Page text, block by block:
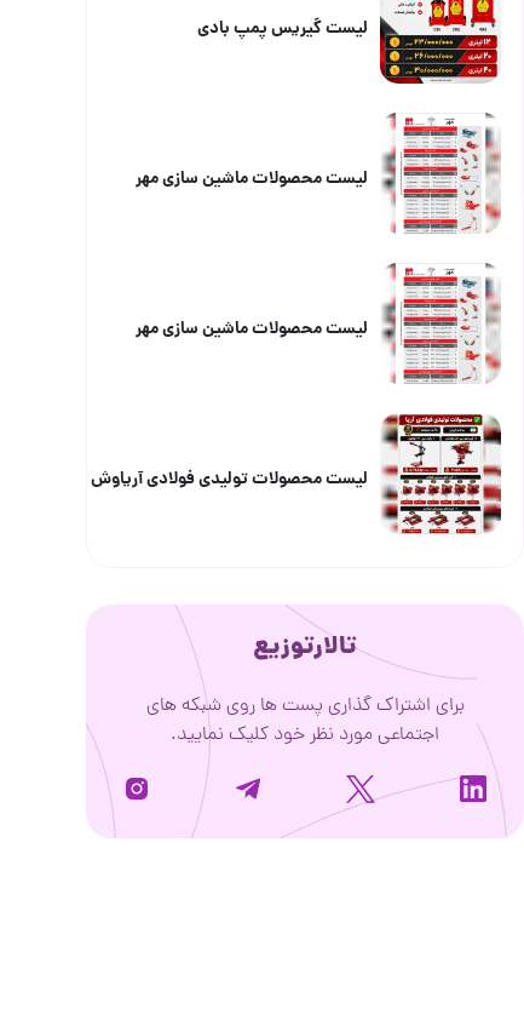
لیست گیریس پمپ بادی
لیست محصولات ماشین سازی مهر
لیست محصولات ماشین سازی مهر
لیست محصولات تولیدی فولادی آریاوش
تالارتوزیع
برای اشتراک گذاری پست ها روی شبکه های
اجتماعی مورد نظر خود کلیک نمایید.